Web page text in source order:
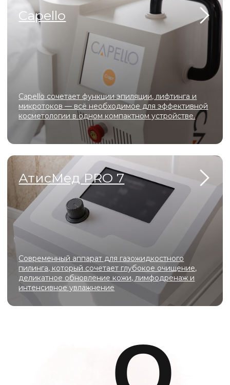
Комфортные, хорошо оборудованные
кабинеты
Самые безопасные инъекционные
методики
Эффективные лазерные технологии
для коррекции шрамов, рубцов,
возрастных изменений
Доступные цены
Регулярные скидки и акции для
новых пациентов
Специалисты
с 10-летним опытом